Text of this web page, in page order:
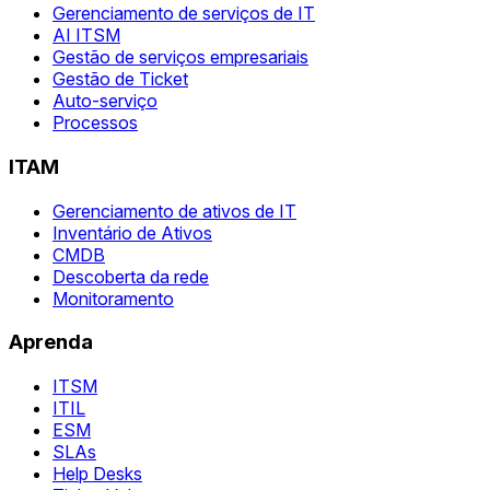
Gerenciamento de serviços de IT
AI ITSM
Gestão de serviços empresariais
Gestão de Ticket
Auto-serviço
Processos
ITAM
Gerenciamento de ativos de IT
Inventário de Ativos
CMDB
Descoberta da rede
Monitoramento
Aprenda
ITSM
ITIL
ESM
SLAs
Help Desks